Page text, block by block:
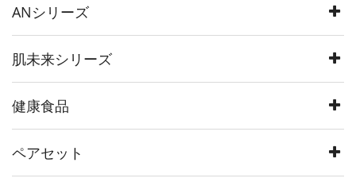
ANシリーズ
肌未来シリーズ
健康食品
ペアセット